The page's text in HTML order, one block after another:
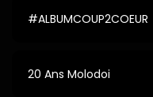
#ALBUMCOUP2COEUR
20 Ans Molodoi